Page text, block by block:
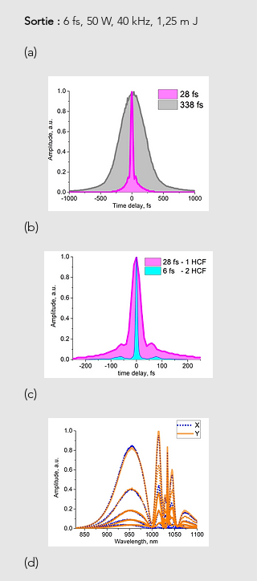
Sortie : 6 fs, 50 W, 40 kHz, 1,25 m J
(a)
(b)
(c)
(d)